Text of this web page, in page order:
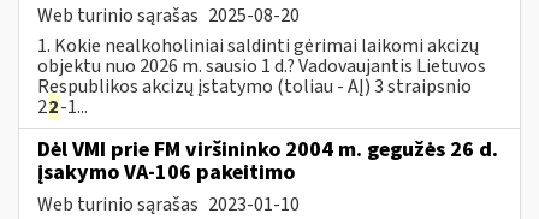
Web turinio sąrašas 2025-08-20
1. Kokie nealkoholiniai saldinti gėrimai laikomi akcizų
objektu nuo 2026 m. sausio 1 d.? Vadovaujantis Lietuvos
Respublikos akcizų įstatymo (toliau - AĮ) 3 straipsnio
22-1...
Dėl VMI prie FM viršininko 2004 m. gegužės 26 d.
įsakymo VA-106 pakeitimo
Web turinio sąrašas 2023-01-10